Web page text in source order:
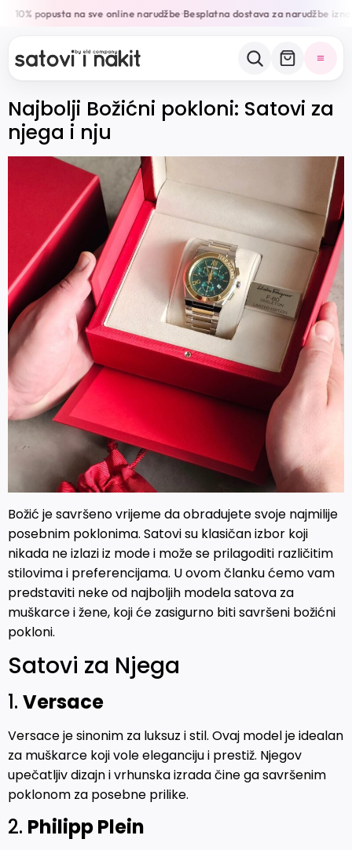
10% popusta na sve online narudžbe•Besplatna dostava za narudžbe
Najbolji Božićni pokloni: Satovi za
njega i nju
Božić je savršeno vrijeme da obradujete svoje najmilije
posebnim poklonima. Satovi su klasičan izbor koji
nikada ne izlazi iz mode i može se prilagoditi različitim
stilovima i preferencijama. U ovom članku ćemo vam
predstaviti neke od najboljih modela satova za
muškarce i žene, koji će zasigurno biti savršeni božićni
pokloni.
Satovi za Njega
1. Versace
Versace je sinonim za luksuz i stil. Ovaj model je idealan
za muškarce koji vole eleganciju i prestiž. Njegov
upečatljiv dizajn i vrhunska izrada čine ga savršenim
poklonom za posebne prilike.
2. Philipp Plein